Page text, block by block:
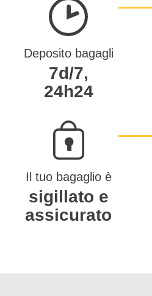
Deposito bagagli
7d/7,
24h24
Il tuo bagaglio è
sigillato e
assicurato